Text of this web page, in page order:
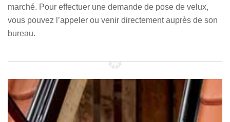
marché. Pour effectuer une demande de pose de velux,
vous pouvez l’appeler ou venir directement auprès de son
bureau.